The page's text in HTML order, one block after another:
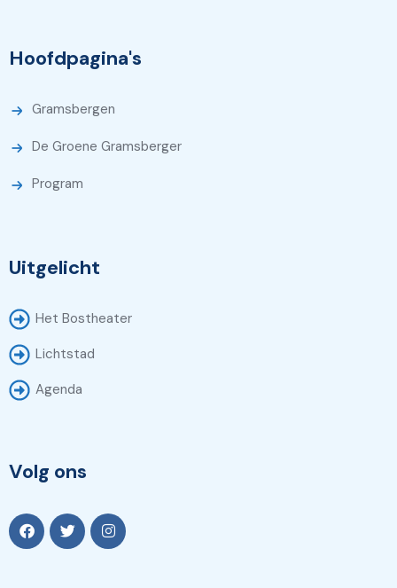
Hoofdpagina's
Gramsbergen
De Groene Gramsberger
Program
Uitgelicht
Het Bostheater
Lichtstad
Agenda
Volg ons